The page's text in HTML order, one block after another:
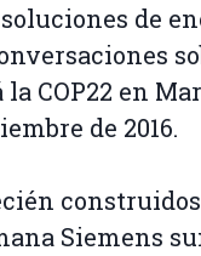
de
COP22 en
de 2016.
Siemens